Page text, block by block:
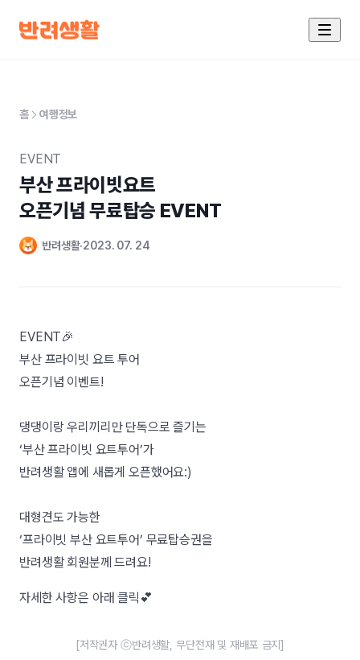
홈 여행정보
EVENT
부산 프라이빗요트
오픈기념 무료탑승 EVENT
반려생활 2023. 07. 24
EVENT🎉
부산 프라이빗 요트 투어
오픈기념 이벤트!
댕댕이랑 우리끼리만 단독으로 즐기는
‘부산 프라이빗 요트투어’가
반려생활 앱에 새롭게 오픈했어요:)
대형견도 가능한
‘프라이빗 부산 요트투어’ 무료탑승권을
반려생활 회원분께 드려요!
자세한 사항은 아래 클릭💕
[저작권자 ⓒ반려생활, 무단전재 및 재배포 금지]